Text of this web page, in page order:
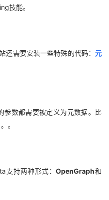
技能。
需要安装一些特殊的代码： 元
参数都需要被定义为元数据。比
。
支持两种形式：OpenGraph和